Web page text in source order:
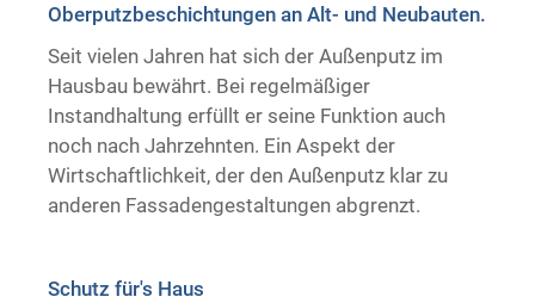
Trockenausbau
Oberputzbeschichtungen an Alt- und Neubauten.
Seit vielen Jahren hat sich der Außenputz im
Hausbau bewährt. Bei regelmäßiger
Instandhaltung erfüllt er seine Funktion auch
noch nach Jahrzehnten. Ein Aspekt der
Wirtschaftlichkeit, der den Außenputz klar zu
anderen Fassadengestaltungen abgrenzt.
Schutz für's Haus